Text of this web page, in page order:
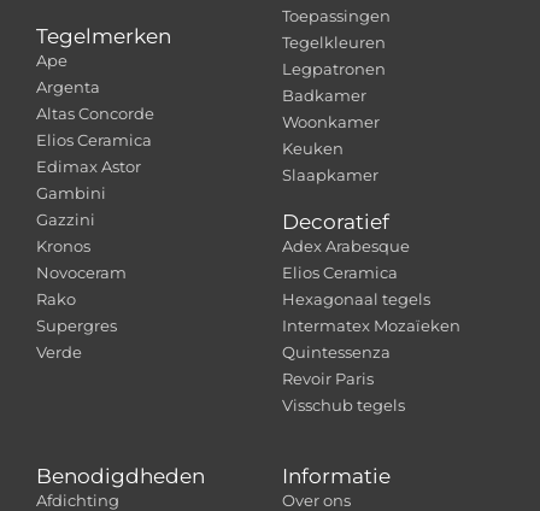
Tegelmerken
Ape
Argenta
Altas Concorde
Elios Ceramica
Edimax Astor
Gambini
Gazzini
Kronos
Novoceram
Rako
Supergres
Verde
Toepassingen
Tegelkleuren
Legpatronen
Badkamer
Woonkamer
Keuken
Slaapkamer
Decoratief
Adex Arabesque
Elios Ceramica
Hexagonaal tegels
Intermatex Mozaïeken
Quintessenza
Revoir Paris
Visschub tegels
Benodigdheden
Afdichting
Informatie
Over ons